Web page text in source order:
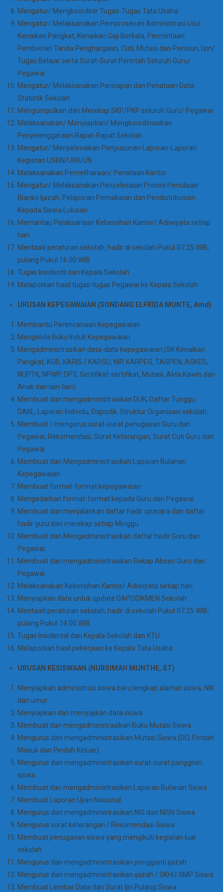
Mengatur/ Mengkoordinir Tugas-Tugas Tata Usaha
Mengatur/ Melaksanakan Pemprosesan Administrasi Usul
Kenaikan Pangkat, Kenaikan Gaji Berkala, Permintaan
Pemberian Tanda Penghargaan, Cuti, Mutasi dan Pensiun, Izin/
Tugas Belajar serta Surat-Surat Perintah Seluruh Guru/
Pegawai
Mengatur/ Melaksanakan Persiapan dan Penataan Data
Statistik Sekolah
Mengumpulkan dan Merekap SKP/PKP seluruh Guru/ Pegawai
Melaksanakan/ Menyiapkan/ Mengkoordinasikan
Penyelenggaraan Rapat-Rapat Sekolah
Mengatur/ Menyelesaikan Penyusunan Laporan-Laporan
Kegiatan USBN/UKK/UN
Melaksanakan Pemeliharaan/ Penataan Kantor
Mengatur/ Melaksanakan Penyelesaian Proses Penulisan
Blanko Ijazah, Pelaporan Pemakaian dan Pendistribusian
Kepada Siswa Lulusan
Memantau Pelaksanaan Kebersihan Kantor/ Adiwiyata setiap
hari
Mentaati peraturan sekolah, hadir di sekolah Pukul 07.25 WIB,
pulang Pukul 16.00 WIB
Tugas Insidentil dari Kepala Sekolah
Melaporkan hasil tugas-tugas Pegawai ke Kepala Sekolah
URUSAN KEPEGAWAIAN (SONDANG ELFRIDA MUNTE, Amd)
Membantu Perencanaan Kepegawaian
Mengelola Buku Induk Kepegawaian
Mengadministrasikan data-data kepegawaian (SK Kenaikan
Pangkat, KGB, KARIS / KARSU, NIP, KARPEG, TASPEN, ASKES,
NUPTK, NPWP, DP3, Sertifikat-sertifikat, Mutasi, Akta Kawin dan
Anak dan lain-lain)
Membuat dan mengadministrasikan DUK, Daftar Tunggu,
DAKL, Laporan Individu, Dapodik, Struktur Organisasi sekolah.
Membuat / mengurus surat-surat penugasan Guru dan
Pegawai, Rekomendasi, Surat Keterangan, Surat Cuti Guru dan
Pegawai.
Membuat dan Mengadministrasikan Laporan Bulanan
Kepegawaian.
Membuat format-format kepegawaian
Mengedarkan format-format kepada Guru dan Pegawai
Membuat dan menjalankan daftar hadir upacara dan daftar
hadir guru dan merekap setiap Minggu
Membuat dan Mengadministrasikan daftar hadir Guru dan
Pegawai.
Membuat dan mengadministrasikan Rekap Absen Guru dan
Pegawai
Melaksanakan Kebersihan Kantor/ Adiwiyata setiap hari
Menyiapkan data untuk update DAPODIKMEN Sekolah
Mentaati peraturan sekolah, hadir di sekolah Pukul 07.25 WIB,
pulang Pukul 14.00 WIB
Tugas Insidental dari Kepala Sekolah dan KTU
Melaporkan hasil pekerjaan ke Kepala Tata Usaha
URUSAN KESISWAAN (NURSIMAH MUNTHE, ST)
Menyiapkan administrasi siswa baru lengkap alamat siswa, NIK
dan umur
Menyiapkan dan menyajikan data siswa
Membuat dan mengadminstrasikan Buku Mutasi Siswa
Mengurus dan mengadministrasikan Mutasi Siswa (DO, Pindah
Masuk dan Pindah Keluar)
Mengurus dan mengadministrasikan surat-surat panggilan
siswa
Membuat dan mengadministrasikan Laporan Bulanan Siswa
Membuat Laporan Ujian Nasional
Mengurus dan mengadministrasikan NIS dan NISN Siswa
Mengurus surat keterangan / Rekomendasi Siswa
Membuat penugasan siswa yang mengikuti kegiatan luar
sekolah
Mengurus dan mengadministrasikan pengganti ijazah
Mengurus dan mengadministrasikan ijazah / SKHU SMP Siswa
Membuat Lembar Data dan Surat Ijin Pulang Siswa